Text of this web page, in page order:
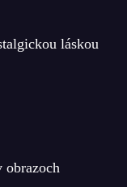
láskou
obrazoch